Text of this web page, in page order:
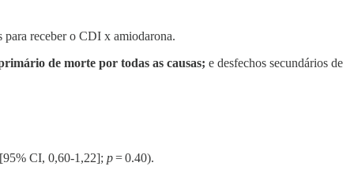
para receber o CDI x amiodarona.
de morte por todas as causas; e desfechos secundários de
CI, 0,60-1,22]; p= 0.40).